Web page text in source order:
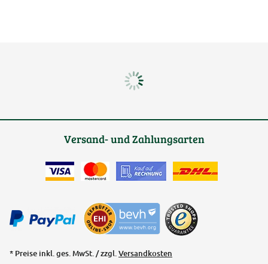
Versand- und Zahlungsarten
* Preise inkl. ges. MwSt. / zzgl.Versandkosten